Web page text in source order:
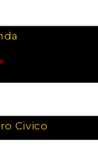
Civico